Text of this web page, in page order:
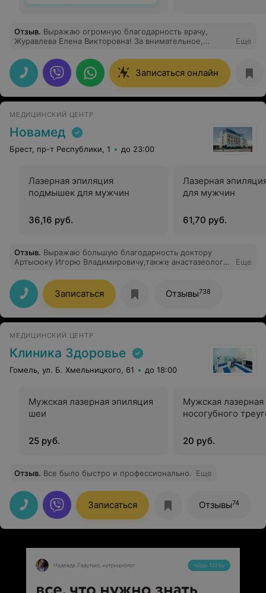
Отзыв. Выражаю огромную благодарность врачу,
Журавлева Елена Викторовна! За внимательное,
описала рассказала.
Еще
Записаться онлайн
МЕДИЦИНСКИЙ ЦЕНТР
Новамед
Брест, пр-т Республики, 1 до 23:00
Лазерная эпиляция
подмышек для мужчин
36,16 руб.
Лазерная
для мужчин
61,70 руб.
Отзыв. Выражаю большую благодарность доктору
Артысюку Игорю Владимировичу,также анастазеологу
медсестре,которые проводили колоноскопия
25.12.2021 г.Спасибо большое за ваш труд
Еще
Записаться Отзывы738
МЕДИЦИНСКИЙ ЦЕНТР
Клиника Здоровье
Гомель, ул. Б. Хмельницкого, 61 до 18:00
Мужская лазерная эпиляция
шеи
25 руб.
Мужская
носогубного
20 руб.
Отзыв. Все было быстро и профессионально. Еще
Записаться Отзывы74